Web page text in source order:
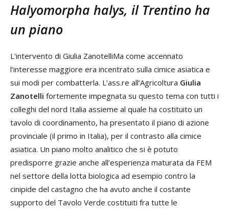
Halyomorpha halys, il Trentino ha
un piano
L'intervento di Giulia ZanotelliMa come accennato
l’interesse maggiore era incentrato sulla cimice asiatica e
sui modi per combatterla. L’ass.re all’Agricoltura Giulia
Zanotelli fortemente impegnata su questo tema con tutti i
colleghi del nord Italia assieme al quale ha costituito un
tavolo di coordinamento, ha presentato il piano di azione
provinciale (il primo in Italia), per il contrasto alla cimice
asiatica. Un piano molto analitico che si è potuto
predisporre grazie anche all’esperienza maturata da FEM
nel settore della lotta biologica ad esempio contro la
cinipide del castagno che ha avuto anche il costante
supporto del Tavolo Verde costituiti fra tutte le